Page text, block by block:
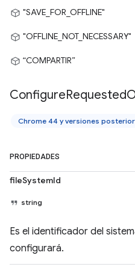
"SAVE_FOR_OFFLINE"
"OFFLINE_NOT_NECESSARY"
“COMPARTIR”
ConfigureRequested
Chrome 44 y versiones
PROPIEDADES
fileSystemId
string
Es el identificador del
configurará.